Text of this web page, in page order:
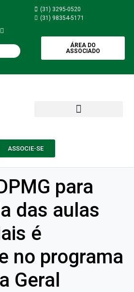
(31) 3295-0520
(31) 98354-5171
ÁREA DO
ASSOCIADO
ASSOCIE-SE
para
das aulas
é
no programa
Geral